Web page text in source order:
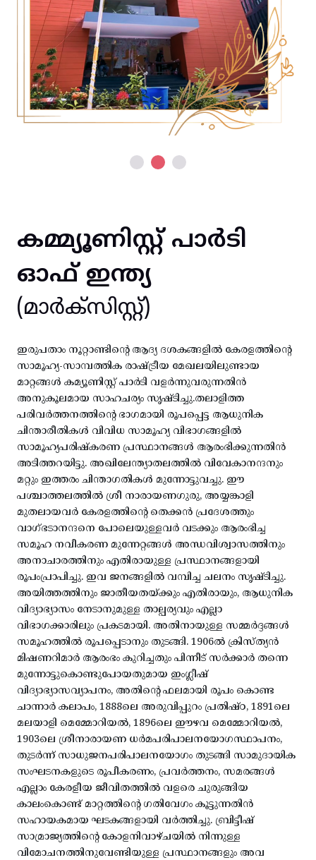
കമ്മ്യൂണിസ്റ്റ് പാർടി
ഓഫ് ഇന്ത്യ
(മാർക്സിസ്റ്റ്)
ഇരുപതാം നൂറ്റാണ്ടിന്റെ ആദ്യ ദശകങ്ങളിൽ കേരളത്തിന്റെ
സാമൂഹ്യ-സാമ്പത്തിക രാഷ്ട്രീയ മേഖലയിലുണ്ടായ
മാറ്റങ്ങൾ കമ്യൂണിസ്റ്റ് പാർടി വളർന്നുവരുന്നതിൻ
അനുകൂലമായ സാഹചര്യം സൃഷ്ടിച്ചു.തലാളിത്ത
പരിവർത്തനത്തിന്റെ ഭാഗമായി രൂപപ്പെട്ട ആധുനിക
ചിന്താരീതികൾ വിവിധ സാമൂഹ്യ വിഭാഗങ്ങളിൽ
സാമൂഹ്യപരിഷ്കരണ പ്രസ്ഥാനങ്ങൾ ആരംഭിക്കുന്നതിൻ
അടിത്തറയിട്ടു. അഖിലേന്ത്യാതലത്തിൽ വിവേകാനന്ദനും
മറ്റും ഇത്തരം ചിന്താഗതികൾ മുന്നോട്ടുവച്ചു. ഈ
പശ്ചാത്തലത്തിൽ ശ്രീ നാരായണഗുരു, അയ്യങ്കാളി
മുതലായവർ കേരളത്തിന്റെ തെക്കൻ പ്രദേശത്തും
വാഗ്ഭടാനന്ദനെ പോലെയുള്ളവർ വടക്കും ആരംഭിച്ച
സമൂഹ നവീകരണ മുന്നേറ്റങ്ങൾ അന്ധവിശ്വാസത്തിനും
അനാചാരത്തിനും എതിരായുള്ള പ്രസ്ഥാനങ്ങളായി
രൂപംപ്രാപിച്ചു. ഇവ ജനങ്ങളിൽ വമ്പിച്ച ചലനം സൃഷ്ടിച്ചു.
അയിത്തത്തിനും ജാതീയതയ്ക്കും എതിരായും, ആധുനിക
വിദ്യാഭ്യാസം നേടാനുമുള്ള താല്പര്യവും എല്ലാ
വിഭാഗക്കാരിലും പ്രകടമായി. അതിനായുള്ള സമ്മർദ്ദങ്ങൾ
സമൂഹത്തിൽ രൂപപ്പെടാനും തുടങ്ങി. 1906ൽ ക്രിസ്ത്യൻ
മിഷണറിമാർ ആരംഭം കുറിച്ചതും പിന്നീട് സർക്കാർ തന്നെ
മുന്നോട്ടുകൊണ്ടുപോയതുമായ ഇംഗ്ലീഷ്
വിദ്യാഭ്യാസവ്യാപനം, അതിന്റെ ഫലമായി രൂപം കൊണ്ട
ചാന്നാർ കലാപം, 1888ലെ അരുവിപ്പുറം പ്രതിഷ്ഠ, 1891ലെ
മലയാളി മെമ്മോറിയൽ, 1896ലെ ഈഴവ മെമ്മോറിയൽ,
1903ലെ ശ്രീനാരായണ ധർമപരിപാലനയോഗസ്ഥാപനം,
തുടർന്ന് സാധുജനപരിപാലനയോഗം തുടങ്ങി സാമുദായിക
സംഘടനകളുടെ രൂപീകരണം, പ്രവർത്തനം, സമരങ്ങൾ
എല്ലാം കേരളീയ ജീവിതത്തിൽ വളരെ ചുരുങ്ങിയ
കാലംകൊണ്ട് മാറ്റത്തിന്റെ ഗതിവേഗം കൂട്ടുന്നതിൻ
സഹായകമായ ഘടകങ്ങളായി വർത്തിച്ചു. ബ്രിട്ടീഷ്
സാമ്രാജ്യത്തിന്റെ കോളനിവാഴ്ചയിൽ നിന്നുള്ള
വിമോചനത്തിനുവേണ്ടിയുള്ള പ്രസ്ഥാനങ്ങളും അവ